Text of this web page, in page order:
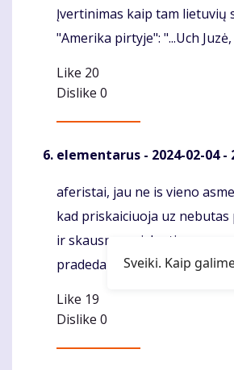
Įvertinimas kaip tam lietuvių
"Amerika pirtyje": "...Uch
Like 20
Dislike 0
elementarus - 2024-02-04 -
Komentaras
aferistai, jau ne is vieno
kad priskaiciuoja uz nebutas
ir skausmo prislegti zmones
pradeda
Like 19
Dislike 0
Sveiki. Kaip